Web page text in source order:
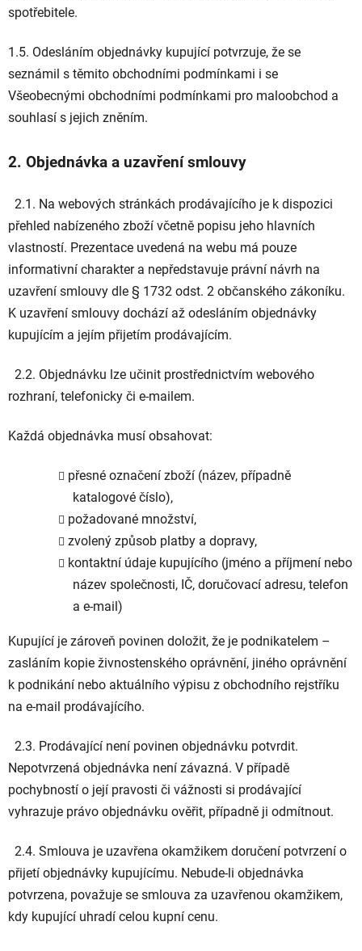
spotřebitele.
1.5. Odesláním objednávky kupující potvrzuje, že se
seznámil s těmito obchodními podmínkami i se
Všeobecnými obchodními podmínkami pro maloobchod a
souhlasí s jejich zněním.
2. Objednávka a uzavření smlouvy
2.1. Na webových stránkách prodávajícího je k dispozici
přehled nabízeného zboží včetně popisu jeho hlavních
vlastností. Prezentace uvedená na webu má pouze
informativní charakter a nepředstavuje právní návrh na
uzavření smlouvy dle § 1732 odst. 2 občanského zákoníku.
K uzavření smlouvy dochází až odesláním objednávky
kupujícím a jejím přijetím prodávajícím.
2.2. Objednávku lze učinit prostřednictvím webového
rozhraní, telefonicky či e-mailem.
Každá objednávka musí obsahovat:
přesné označení zboží (název, případně
katalogové číslo),
požadované množství,
zvolený způsob platby a dopravy,
kontaktní údaje kupujícího (jméno a příjmení nebo
název společnosti, IČ, doručovací adresu, telefon
a e-mail)
Kupující je zároveň povinen doložit, že je podnikatelem –
zasláním kopie živnostenského oprávnění, jiného oprávnění
k podnikání nebo aktuálního výpisu z obchodního rejstříku
na e-mail prodávajícího.
2.3. Prodávající není povinen objednávku potvrdit.
Nepotvrzená objednávka není závazná. V případě
pochybností o její pravosti či vážnosti si prodávající
vyhrazuje právo objednávku ověřit, případně ji odmítnout.
2.4. Smlouva je uzavřena okamžikem doručení potvrzení o
přijetí objednávky kupujícímu. Nebude-li objednávka
potvrzena, považuje se smlouva za uzavřenou okamžikem,
kdy kupující uhradí celou kupní cenu.